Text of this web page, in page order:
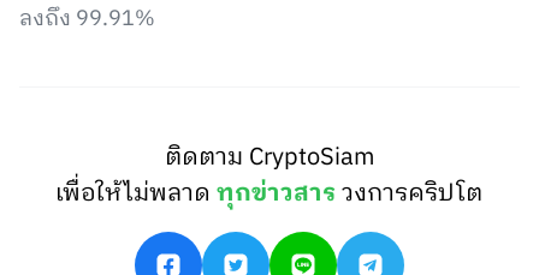
ลงถึง 99.91%
ติดตาม CryptoSiam
เพื่อให้ไม่พลาดทุกข่าวสารวงการคริปโต